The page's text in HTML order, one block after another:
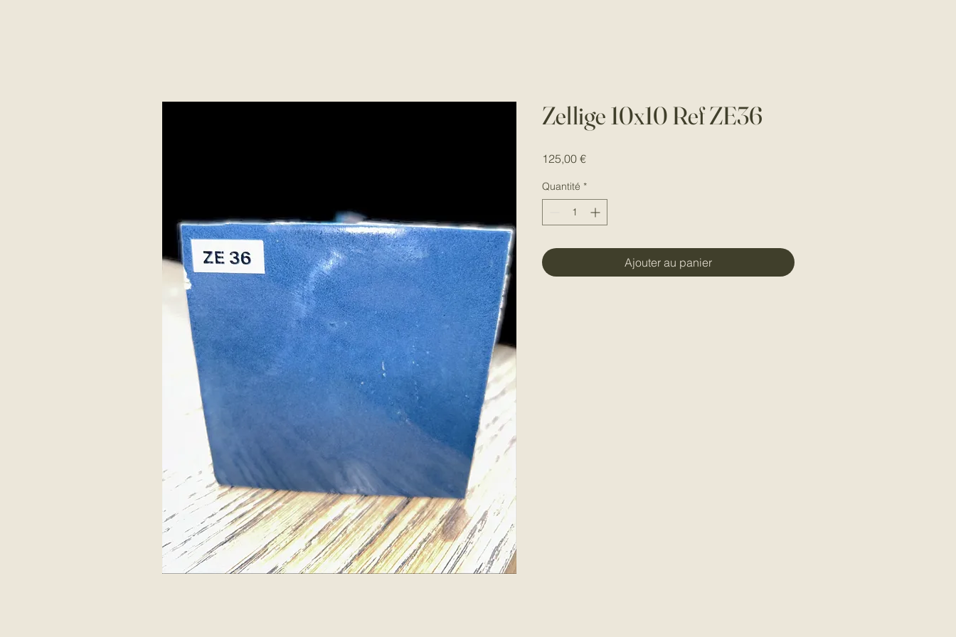
Zellige 10x10 Ref ZE36
125,00 €Prix
Quantité *
Ajouter au panier